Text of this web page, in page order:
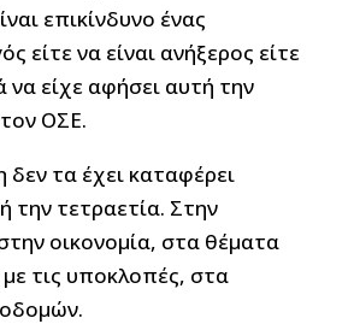
επικίνδυνο ένας
είτε να είναι ανήξερος είτε
να είχε αφήσει αυτή την
ΟΣΕ.
δεν τα έχει καταφέρει
την τετραετία. Στην
οικονομία, στα θέματα
τις υποκλοπές, στα